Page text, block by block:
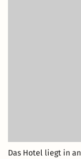
Das Hotel liegt in